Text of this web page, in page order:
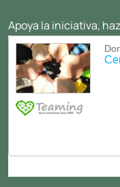
Apoya la iniciativa,